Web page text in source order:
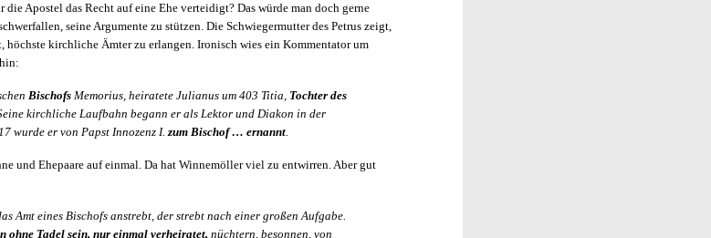
die Apostel das Recht auf eine Ehe verteidigt? Das würde man doch gerne
seine Argumente zu stützen. Die Schwiegermutter des Petrus zeigt,
höchste kirchliche Ämter zu erlangen. Ironisch wies ein Kommentator um
Bischofs Memorius, heiratete Julianus um 403 Titia, Tochter des
kirchliche Laufbahn begann er als Lektor und Diakon in der
wurde er von Papst Innozenz I.zum Bischof … ernannt.
und Ehepaare auf einmal. Da hat Winnemöller viel zu entwirren. Aber gut
Amt eines Bischofs anstrebt, der strebt nach einer großen Aufgabe.
ohne Tadel sein, nur einmal verheiratet, nüchtern, besonnen, von